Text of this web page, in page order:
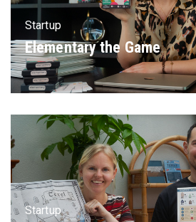
Startup
Elementary the Game
Startup